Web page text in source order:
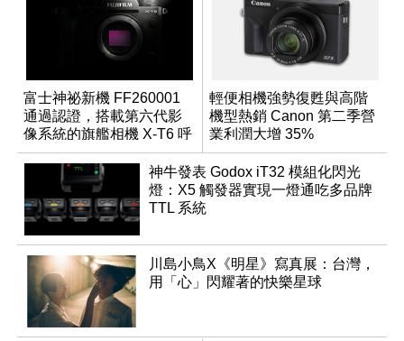
富士神祕新機 FF260001
通過認證，搭載第六代影
像系統的旗艦相機 X-T6 呼
之欲出？
輕便相機強勢復甦與高階
機型熱銷 Canon 第二季營
業利潤大增 35%
神牛發表 Godox iT32 模組化閃光
燈：X5 觸發器實現一燈通吃多品牌
TTL 系統
川島小鳥X《明星》寫真展：台灣，
用「心」閃耀著的快樂星球